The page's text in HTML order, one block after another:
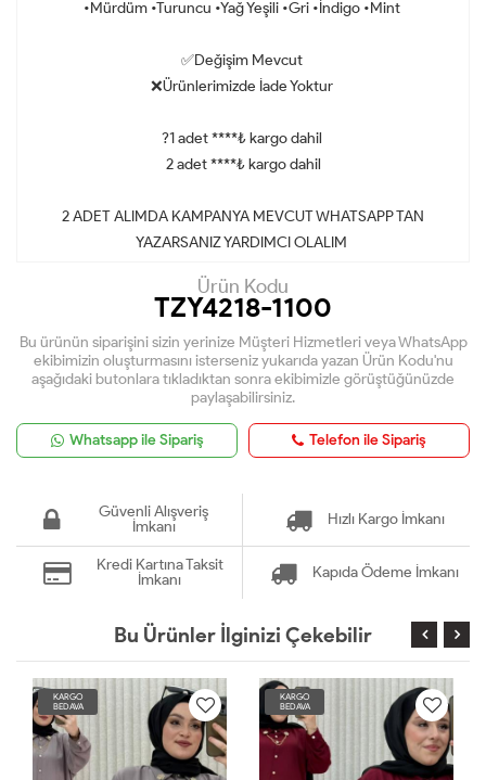
•Mürdüm •Turuncu •Yağ Yeşili •Gri •İndigo •Mint
✅Değişim Mevcut
❌Ürünlerimizde İade Yoktur
?1 adet ****₺ kargo dahil
2 adet ****₺ kargo dahil
2 ADET ALIMDA KAMPANYA MEVCUT WHATSAPP TAN
YAZARSANIZ YARDIMCI OLALIM
Ürün Kodu
TZY4218-1100
Bu ürünün siparişini sizin yerinize Müşteri Hizmetleri veya WhatsApp
ekibimizin oluşturmasını isterseniz yukarıda yazan Ürün Kodu'nu
aşağıdaki butonlara tıkladıktan sonra ekibimizle görüştüğünüzde
paylaşabilirsiniz.
Whatsapp ile Sipariş Telefon ile Sipariş
Güvenli Alışveriş
İmkanı
Hızlı Kargo İmkanı
Kredi Kartına Taksit
İmkanı
Kapıda Ödeme İmkanı
Bu Ürünler İlginizi Çekebilir
KARGO
BEDAVA
KARGO
BEDAVA